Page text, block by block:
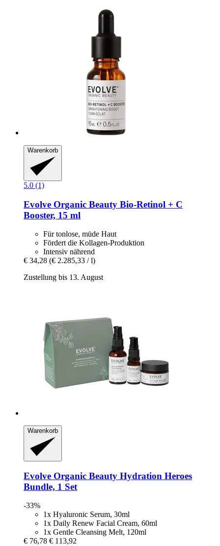
Warenkorb
5.0 (1)
Evolve Organic Beauty Bio-​Retinol + C
Booster, 15 ml
Für tonlose, müde Haut
Fördert die Kollagen-Produktion
Intensiv nährend
€ 34,28 (€ 2.285,33 / l)
Zustellung bis 13. August
Warenkorb
Evolve Organic Beauty Hydration Heroes
Bundle, 1 Set
-33%
1x Hyaluronic Serum, 30ml
1x Daily Renew Facial Cream, 60ml
1x Gentle Cleansing Melt, 120ml
€ 76,78 € 113,92